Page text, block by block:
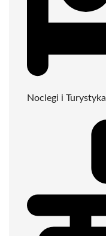
Noclegi i Turystyka